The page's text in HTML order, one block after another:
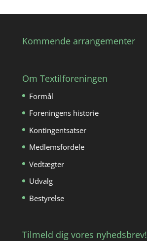
Kommende arrangementer
Om Textilforeningen
Formål
Foreningens historie
Kontingentsatser
Medlemsfordele
Vedtægter
Udvalg
Bestyrelse
Tilmeld dig vores nyhedsbrev!